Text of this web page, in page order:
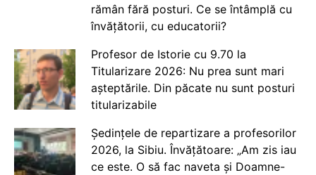
rămân fără posturi. Ce se întâmplă cu
învățătorii, cu educatorii?
Profesor de Istorie cu 9.70 la
Titularizare 2026: Nu prea sunt mari
așteptările. Din păcate nu sunt posturi
titularizabile
Ședințele de repartizare a profesorilor
2026, la Sibiu. Învățătoare: „Am zis iau
ce este. O să fac naveta și Doamne-